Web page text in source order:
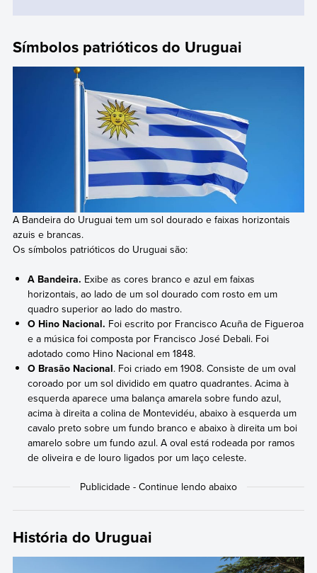
Símbolos patrióticos do Uruguai
A Bandeira do Uruguai tem um sol dourado e faixas horizontais
azuis e brancas.
Os símbolos patrióticos do Uruguai são:
A Bandeira. Exibe as cores branco e azul em faixas
horizontais, ao lado de um sol dourado com rosto em um
quadro superior ao lado do mastro.
O Hino Nacional. Foi escrito por Francisco Acuña de Figueroa
e a música foi composta por Francisco José Debali. Foi
adotado como Hino Nacional em 1848.
O Brasão Nacional. Foi criado em 1908. Consiste de um oval
coroado por um sol dividido em quatro quadrantes. Acima à
esquerda aparece uma balança amarela sobre fundo azul,
acima à direita a colina de Montevidéu, abaixo à esquerda um
cavalo preto sobre um fundo branco e abaixo à direita um boi
amarelo sobre um fundo azul. A oval está rodeada por ramos
de oliveira e de louro ligados por um laço celeste.
História do Uruguai